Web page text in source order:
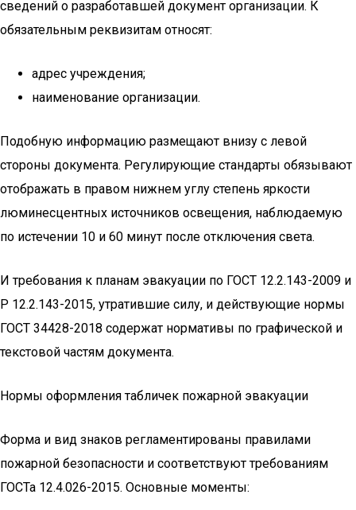
сведений о разработавшей документ организации. К
обязательным реквизитам относят:
адрес учреждения;
наименование организации.
Подобную информацию размещают внизу с левой
стороны документа. Регулирующие стандарты обязывают
отображать в правом нижнем углу степень яркости
люминесцентных источников освещения, наблюдаемую
по истечении 10 и 60 минут после отключения света.
И требования к планам эвакуации по ГОСТ 12.2.143-2009 и
Р 12.2.143-2015, утратившие силу, и действующие нормы
ГОСТ 34428-2018 содержат нормативы по графической и
текстовой частям документа.
Нормы оформления табличек пожарной эвакуации
Форма и вид знаков регламентированы правилами
пожарной безопасности и соответствуют требованиям
ГОСТа 12.4.026-2015. Основные моменты: